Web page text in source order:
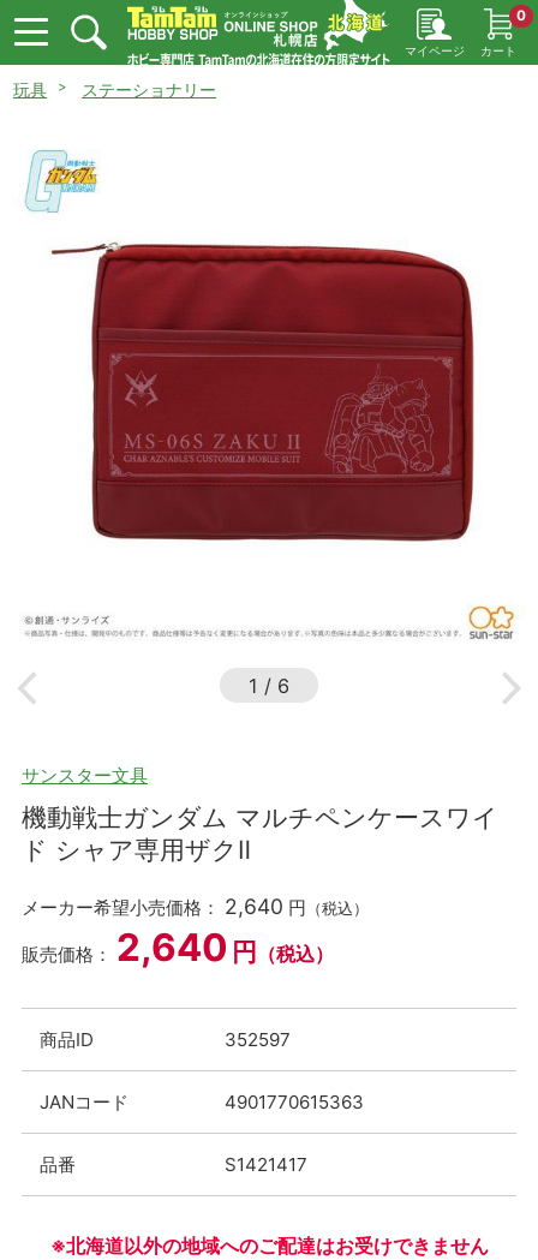
マイページ カート
0
玩具 ステーショナリー
1 / 6
サンスター文具
機動戦士ガンダム マルチペンケースワイ
ド シャア専用ザクⅡ
メーカー希望小売価格： 2,640 円 （税込）
販売価格： 2,640 円 （税込）
商品ID 352597
JANコード 4901770615363
品番 S1421417
※北海道以外の地域へのご配達はお受けできません